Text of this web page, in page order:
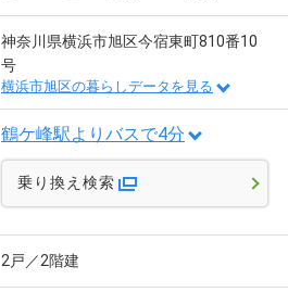
神奈川県横浜市旭区今宿東町810番10
号
横浜市旭区の暮らしデータを見る
鶴ケ峰駅よりバスで4分
乗り換え検索
2戸／2階建